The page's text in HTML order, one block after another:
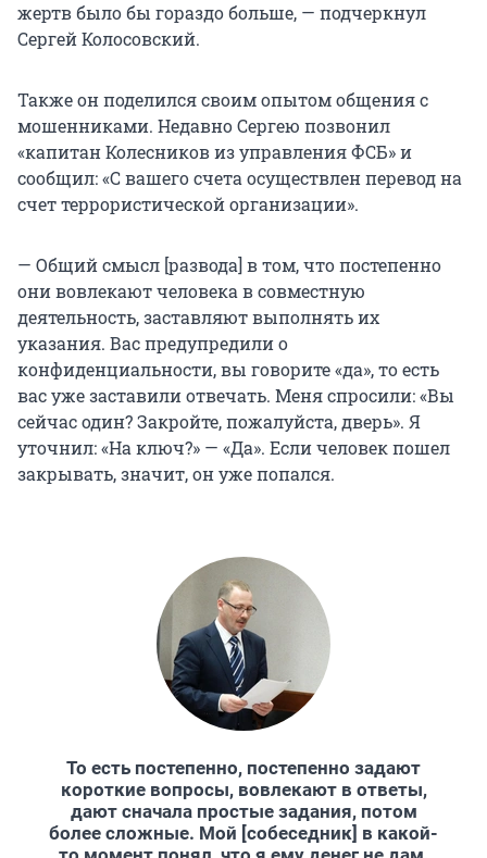
жертв было бы гораздо больше, — подчеркнул
Сергей Колосовский.
Также он поделился своим опытом общения с
мошенниками. Недавно Сергею позвонил
«капитан Колесников из управления ФСБ» и
сообщил: «С вашего счета осуществлен перевод на
счет террористической организации».
— Общий смысл [развода] в том, что постепенно
они вовлекают человека в совместную
деятельность, заставляют выполнять их
указания. Вас предупредили о
конфиденциальности, вы говорите «да», то есть
вас уже заставили отвечать. Меня спросили: «Вы
сейчас один? Закройте, пожалуйста, дверь». Я
уточнил: «На ключ?» — «Да». Если человек пошел
закрывать, значит, он уже попался.
То есть постепенно, постепенно задают
короткие вопросы, вовлекают в ответы,
дают сначала простые задания, потом
более сложные. Мой [собеседник] в какой-